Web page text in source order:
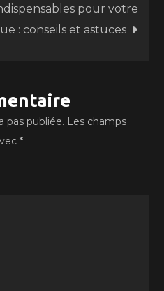
pour votre
: conseils et astuces
pas publiée. Les champs
*